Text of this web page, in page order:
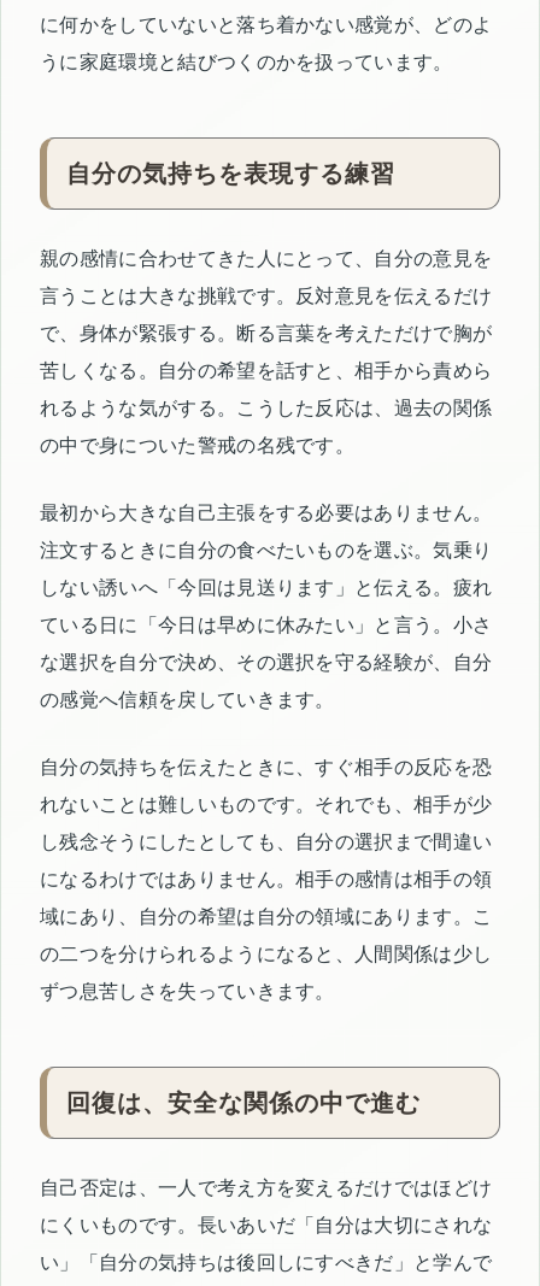
に何かをしていないと落ち着かない感覚が、どのよ
うに家庭環境と結びつくのかを扱っています。
自分の気持ちを表現する練習
親の感情に合わせてきた人にとって、自分の意見を
言うことは大きな挑戦です。反対意見を伝えるだけ
で、身体が緊張する。断る言葉を考えただけで胸が
苦しくなる。自分の希望を話すと、相手から責めら
れるような気がする。こうした反応は、過去の関係
の中で身についた警戒の名残です。
最初から大きな自己主張をする必要はありません。
注文するときに自分の食べたいものを選ぶ。気乗り
しない誘いへ「今回は見送ります」と伝える。疲れ
ている日に「今日は早めに休みたい」と言う。小さ
な選択を自分で決め、その選択を守る経験が、自分
の感覚へ信頼を戻していきます。
自分の気持ちを伝えたときに、すぐ相手の反応を恐
れないことは難しいものです。それでも、相手が少
し残念そうにしたとしても、自分の選択まで間違い
になるわけではありません。相手の感情は相手の領
域にあり、自分の希望は自分の領域にあります。こ
の二つを分けられるようになると、人間関係は少し
ずつ息苦しさを失っていきます。
回復は、安全な関係の中で進む
自己否定は、一人で考え方を変えるだけではほどけ
にくいものです。長いあいだ「自分は大切にされな
い」「自分の気持ちは後回しにすべきだ」と学んで